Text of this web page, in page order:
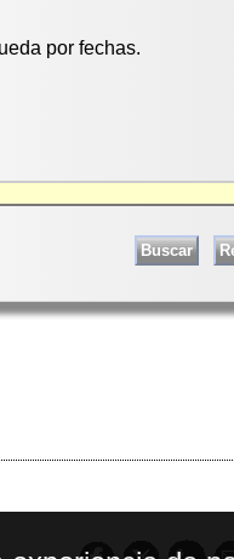
por fechas.